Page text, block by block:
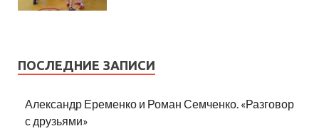
ПОСЛЕДНИЕ ЗАПИСИ
Александр Еременко и Роман Семченко. «Разговор
с друзьями»